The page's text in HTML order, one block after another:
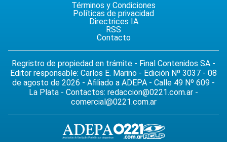
Términos y Condiciones
Políticas de privacidad
Directrices IA
RSS
Contacto
Regristro de propiedad en trámite - Final Contenidos SA -
Editor responsable: Carlos E. Marino - Edición Nº 3037 - 08
de agosto de 2026 - Afiliado a ADEPA - Calle 49 Nº 609 -
La Plata - Contactos: redaccion@0221.com.ar -
comercial@0221.com.ar